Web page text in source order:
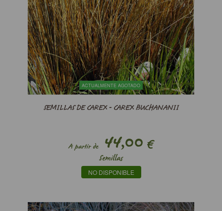
ACTUALMENTE AGOTADO
SEMILLAS DE CAREX - CAREX BUCHANANII
A partir de44,00 €
Semillas
NO DISPONIBLE